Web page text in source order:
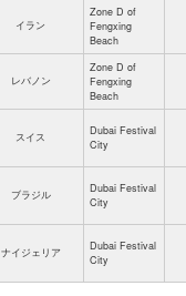
イラン
Zone D of
Fengxing
Beach
レバノン
Zone D of
Fengxing
Beach
スイス
Dubai Festival
City
ブラジル
Dubai Festival
City
ナイジェリア
Dubai Festival
City